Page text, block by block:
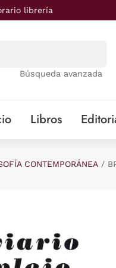
librería
Búsqueda avanzada
Libros
CONTEMPORÁNEA